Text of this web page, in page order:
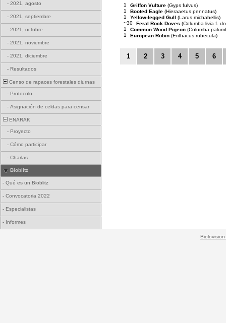
- 2021, agosto
- 2021, septiembre
- 2021, octubre
- 2021, noviembre
- 2021, diciembre
- Resultados
Censo de rapaces forestales diurnas
- Protocolo
- Asignación de celdas para censar
ENARAK
- Proyecto
- Cómo participar
- Charlas
Bioblitz
- Qué es un Bioblitz
- Convocatoria 2022
- Especialistas
- Informes
1
Griffon Vulture (Gyps fulvus)
1
Booted Eagle (Hieraaetus pennatus)
1
Yellow-legged Gull (Larus michahellis)
~30
Feral Rock Doves (Columba livia f.
1
Common Wood Pigeon (Columba
1
European Robin (Erithacus rubecula)
1 2 3 4 5 6
Biolovision